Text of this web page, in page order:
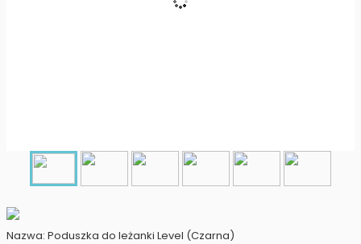
Nazwa: Poduszka do leżanki Level (Czarna)